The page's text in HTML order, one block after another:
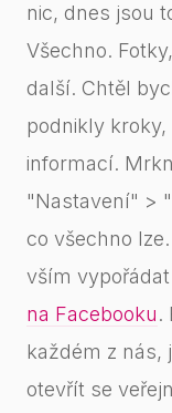
nic, dnes jsou
Všechno.
další. Chtěl
podnikly
informací.
"Nastavení" >
co všechno
vším
na Facebooku.
každém z nás,
otevřít se